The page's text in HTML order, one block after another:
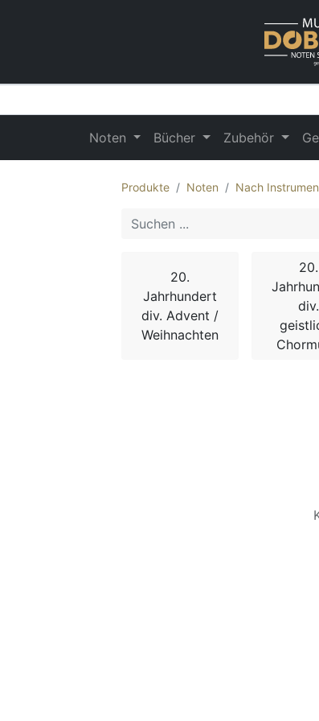
Noten Bücher Zubehör
Produkte Noten Nach
20.
Jahrhundert
div. Advent /
Weihnachten
20.
div.